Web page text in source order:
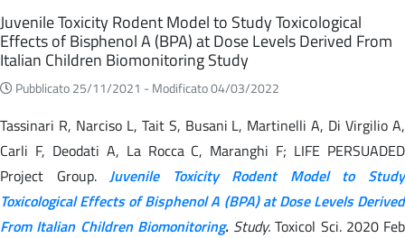
Eventi
Juvenile Toxicity Rodent Model to Study Toxicological
Effects of Bisphenol A (BPA) at Dose Levels Derived From
Italian Children Biomonitoring Study
Pubblicato 25/11/2021 - Modificato 04/03/2022
Tassinari R, Narciso L, Tait S, Busani L, Martinelli A, Di Virgilio A,
Carli F, Deodati A, La Rocca C, Maranghi F; LIFE PERSUADED
Project Group.Juvenile Toxicity Rodent Model to Study
Toxicological Effects of Bisphenol A (BPA) at Dose Levels Derived
From Italian Children Biomonitoring.Study. Toxicol Sci. 2020 Feb